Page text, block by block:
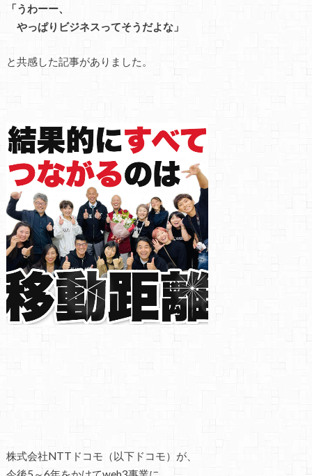
「うわーー、
やっぱりビジネスってそうだよな」
と共感した記事がありました。
株式会社NTTドコモ（以下ドコモ）が、